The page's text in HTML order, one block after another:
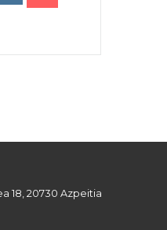
18, 20730 Azpeitia